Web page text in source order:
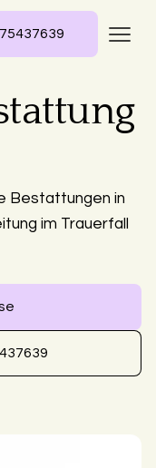
Bestattungen in
im Trauerfall